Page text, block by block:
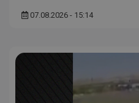
07.08.2026 - 15:14